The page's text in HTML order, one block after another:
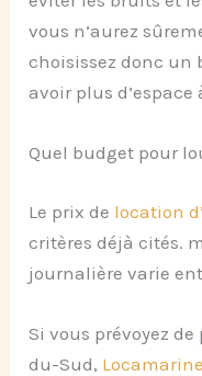
vous n’aurez
choisissez donc un
avoir plus d’espace
Quel budget pour
Le prix de location
critères déjà cités.
journalière varie
Si vous prévoyez
du-Sud,